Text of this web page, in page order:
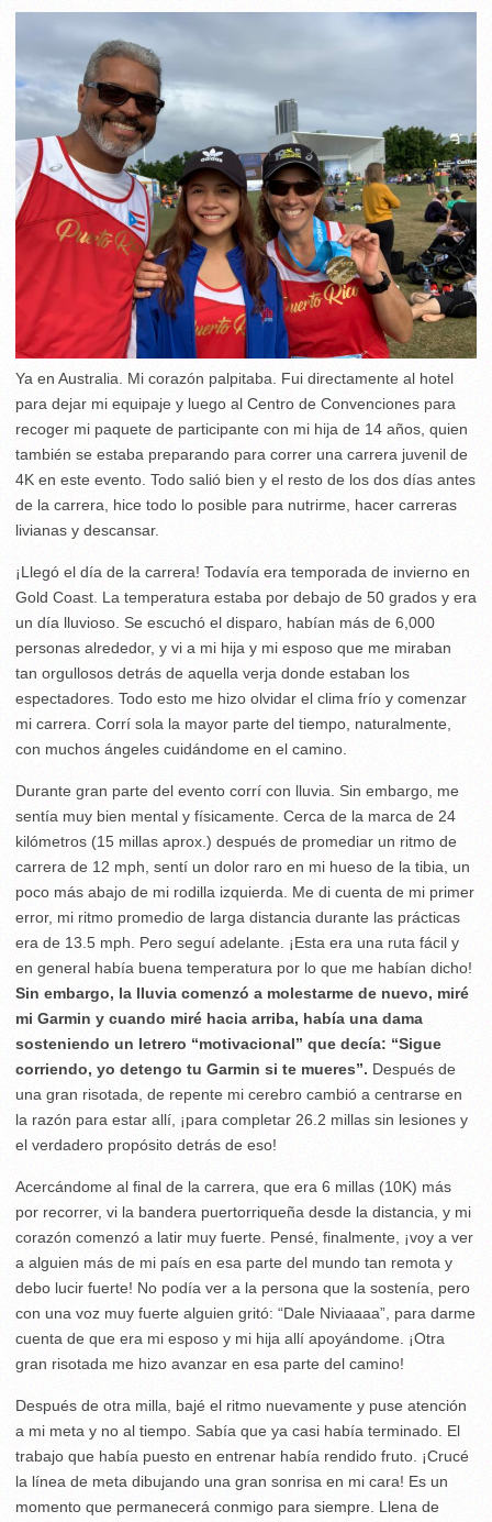
Ya en Australia. Mi corazón palpitaba. Fui directamente al hotel
para dejar mi equipaje y luego al Centro de Convenciones para
recoger mi paquete de participante con mi hija de 14 años, quien
también se estaba preparando para correr una carrera juvenil de
4K en este evento. Todo salió bien y el resto de los dos días antes
de la carrera, hice todo lo posible para nutrirme, hacer carreras
livianas y descansar.
¡Llegó el día de la carrera! Todavía era temporada de invierno en
Gold Coast. La temperatura estaba por debajo de 50 grados y era
un día lluvioso. Se escuchó el disparo, habían más de 6,000
personas alrededor, y vi a mi hija y mi esposo que me miraban
tan orgullosos detrás de aquella verja donde estaban los
espectadores. Todo esto me hizo olvidar el clima frío y comenzar
mi carrera. Corrí sola la mayor parte del tiempo, naturalmente,
con muchos ángeles cuidándome en el camino.
Durante gran parte del evento corrí con lluvia. Sin embargo, me
sentía muy bien mental y físicamente. Cerca de la marca de 24
kilómetros (15 millas aprox.) después de promediar un ritmo de
carrera de 12 mph, sentí un dolor raro en mi hueso de la tibia, un
poco más abajo de mi rodilla izquierda. Me di cuenta de mi primer
error, mi ritmo promedio de larga distancia durante las prácticas
era de 13.5 mph. Pero seguí adelante. ¡Esta era una ruta fácil y
en general había buena temperatura por lo que me habían dicho!
Sin embargo, la lluvia comenzó a molestarme de nuevo, miré
mi Garmin y cuando miré hacia arriba, había una dama
sosteniendo un letrero “motivacional” que decía: “Sigue
corriendo, yo detengo tu Garmin si te mueres”. Después de
una gran risotada, de repente mi cerebro cambió a centrarse en
la razón para estar allí, ¡para completar 26.2 millas sin lesiones y
el verdadero propósito detrás de eso!
Acercándome al final de la carrera, que era 6 millas (10K) más
por recorrer, vi la bandera puertorriqueña desde la distancia, y mi
corazón comenzó a latir muy fuerte. Pensé, finalmente, ¡voy a ver
a alguien más de mi país en esa parte del mundo tan remota y
debo lucir fuerte! No podía ver a la persona que la sostenía, pero
con una voz muy fuerte alguien gritó: “Dale Niviaaaa”, para darme
cuenta de que era mi esposo y mi hija allí apoyándome. ¡Otra
gran risotada me hizo avanzar en esa parte del camino!
Después de otra milla, bajé el ritmo nuevamente y puse atención
a mi meta y no al tiempo. Sabía que ya casi había terminado. El
trabajo que había puesto en entrenar había rendido fruto. ¡Crucé
la línea de meta dibujando una gran sonrisa en mi cara! Es un
momento que permanecerá conmigo para siempre. Llena de